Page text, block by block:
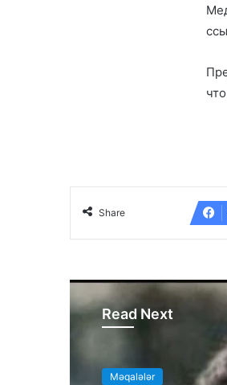
Share
Read Next
Məqalələr